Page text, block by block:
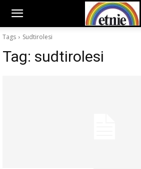
Tags Sudtirolesi
Tag: sudtirolesi